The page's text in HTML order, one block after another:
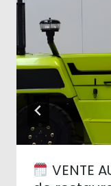
VENTE